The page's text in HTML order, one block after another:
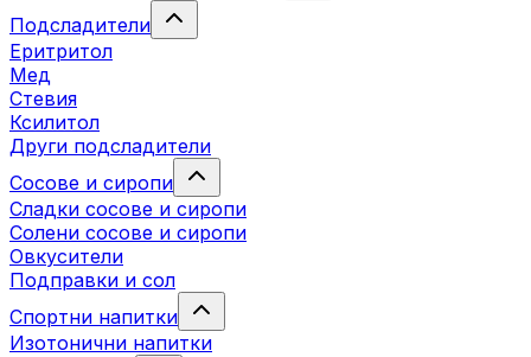
Подсладители
Еритритол
Мед
Стевия
Ксилитол
Други подсладители
Сосове и сиропи
Сладки сосове и сиропи
Солени сосове и сиропи
Овкусители
Подправки и сол
Спортни напитки
Изотонични напитки